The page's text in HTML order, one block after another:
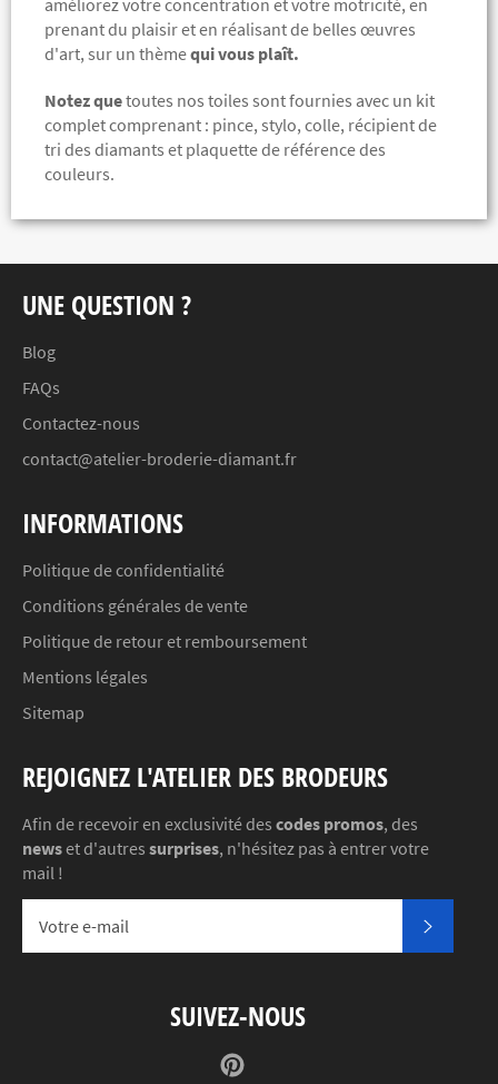
améliorez votre concentration et votre motricité, en
prenant du plaisir et en réalisant de belles œuvres
d'art, sur un thèmequi vous plaît.
Notez quetoutes nos toiles sont fournies avec un kit
complet comprenant : pince, stylo, colle, récipient de
tri des diamants et plaquette de référence des
couleurs.
UNE QUESTION ?
Blog
FAQs
Contactez-nous
contact@atelier-broderie-diamant.fr
INFORMATIONS
Politique de confidentialité
Conditions générales de vente
Politique de retour et remboursement
Mentions légales
Sitemap
REJOIGNEZ L'ATELIER DES BRODEURS
Afin de recevoir en exclusivité des codes promos, des
newset d'autres surprises, n'hésitez pas à entrer votre
mail !
SUIVEZ-NOUS